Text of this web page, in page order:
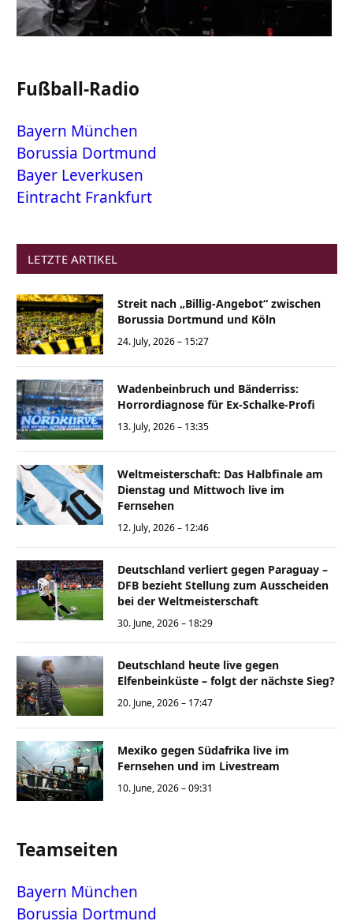
Fußball-Radio
Bayern München
Borussia Dortmund
Bayer Leverkusen
Eintracht Frankfurt
LETZTE ARTIKEL
Streit nach „Billig-Angebot“ zwischen
Borussia Dortmund und Köln
24. July, 2026 – 15:27
Wadenbeinbruch und Bänderriss:
Horrordiagnose für Ex-Schalke-Profi
13. July, 2026 – 13:35
Weltmeisterschaft: Das Halbfinale am
Dienstag und Mittwoch live im
Fernsehen
12. July, 2026 – 12:46
Deutschland verliert gegen Paraguay –
DFB bezieht Stellung zum Ausscheiden
bei der Weltmeisterschaft
30. June, 2026 – 18:29
Deutschland heute live gegen
Elfenbeinküste – folgt der nächste Sieg?
20. June, 2026 – 17:47
Mexiko gegen Südafrika live im
Fernsehen und im Livestream
10. June, 2026 – 09:31
Teamseiten
Bayern München
Borussia Dortmund